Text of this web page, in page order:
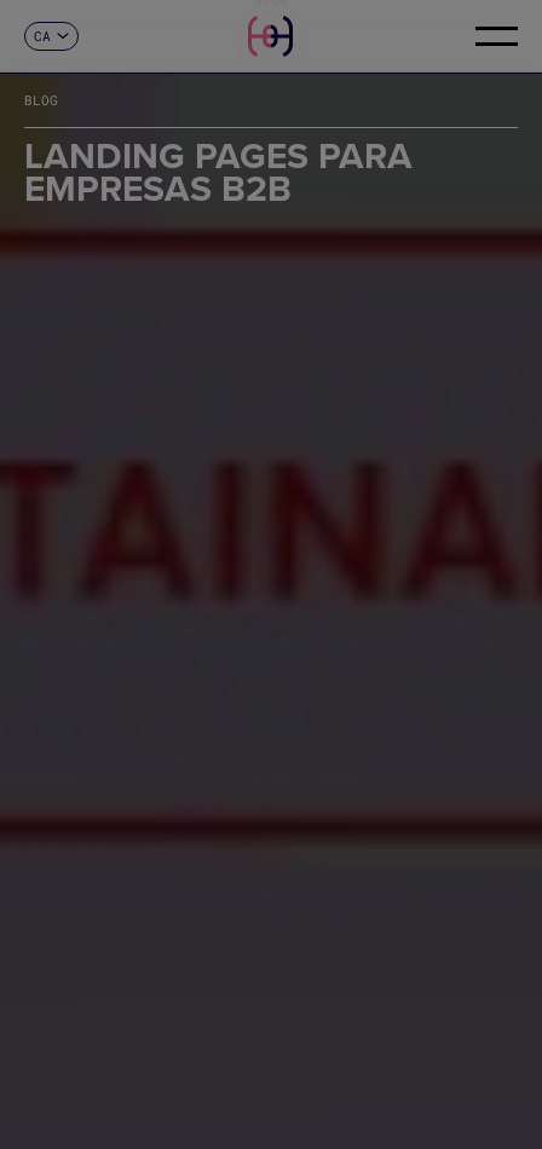
CA
FR
DE
IT
PT
CONTACTE
BLOG
LANDING PAGES PARA
EMPRESAS B2B